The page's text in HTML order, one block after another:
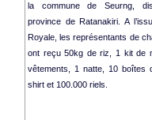
la commune de Seurng,
province de Ratanakiri. A
Royale, les représentants de
ont reçu 50kg de riz, 1 kit de
vêtements, 1 natte, 10 boîtes
shirt et 100.000 riels.